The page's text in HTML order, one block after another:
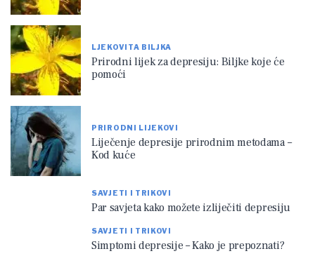
LJEKOVITA BILJKA
Prirodni lijek za depresiju: Biljke koje će
pomoći
PRIRODNI LIJEKOVI
Liječenje depresije prirodnim metodama –
Kod kuće
SAVJETI I TRIKOVI
Par savjeta kako možete izliječiti depresiju
SAVJETI I TRIKOVI
Simptomi depresije – Kako je prepoznati?